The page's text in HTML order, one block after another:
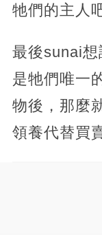
牠們的主人
最後sunai想
是牠們唯一
物後，那麼
領養代替買